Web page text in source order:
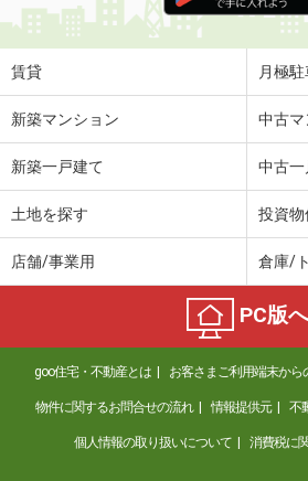
賃貸 月極
新築マンション 中古マ
新築一戸建て 中古一
土地を探す 投資物
店舗/事業用 倉庫/
PC版へ
goo住宅・不動産とは お客さまご利用端末か
物件に関するお問合せの流れ 情報提供元 不
個人情報の取り扱いについて 消費税に